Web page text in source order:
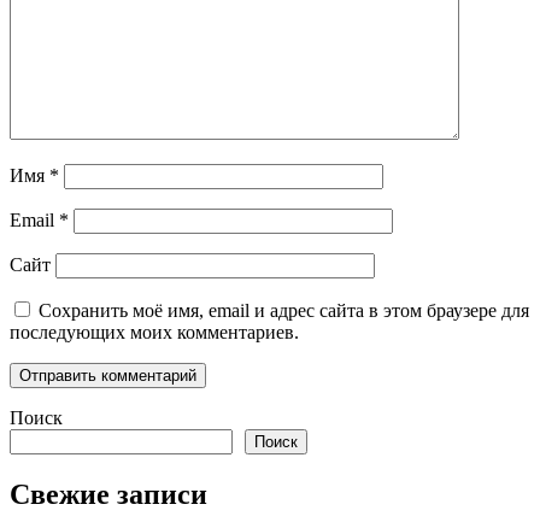
Имя *
Email *
Сайт
Сохранить моё имя, email и адрес сайта в этом браузере для
последующих моих комментариев.
Поиск
Поиск
Свежие записи